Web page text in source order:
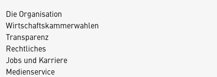
Die Organisation
Wirtschaftskammerwahlen
Transparenz
Rechtliches
Jobs und Karriere
Medienservice